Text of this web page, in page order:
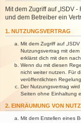
Mit dem Zugriff auf „ISDV
und dem Betreiber ein
1. NUTZUNGSVERTRAG
Mit dem Zugriff auf
Nutzungsvertrag mit
erklärst dich mit den
Wenn du mit diesen
nicht weiter nutzen. Für
veröffentlichten
Der Nutzungsvertrag
Seiten ohne Einhaltung
2. EINRÄUMUNG VON
Mit dem Erstellen eines